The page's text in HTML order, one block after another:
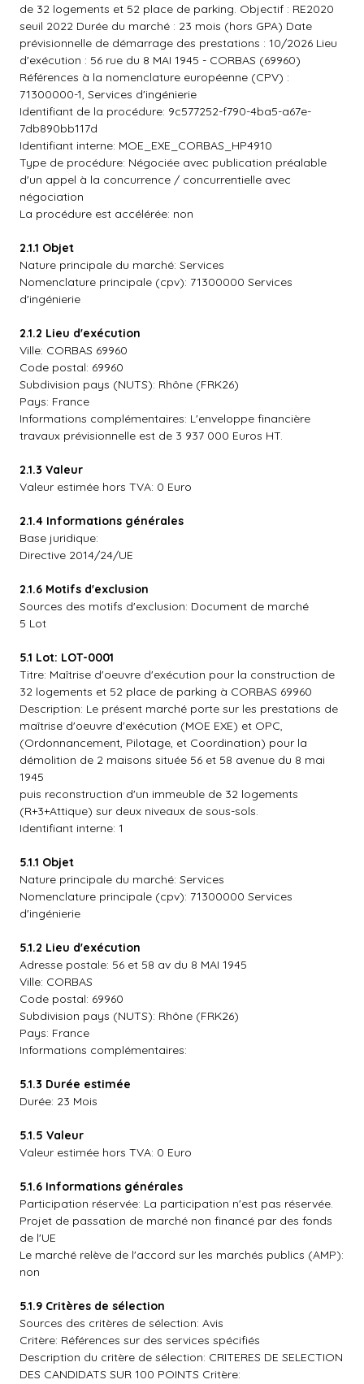
de 32 logements et 52 place de parking. Objectif : RE2020
seuil 2022 Durée du marché : 23 mois (hors GPA) Date
prévisionnelle de démarrage des prestations : 10/2026 Lieu
d'exécution : 56 rue du 8 MAI 1945 - CORBAS (69960)
Références à la nomenclature européenne (CPV) :
71300000-1, Services d'ingénierie
Identifiant de la procédure: 9c577252-f790-4ba5-a67e-
7db890bb117d
Identifiant interne: MOE_EXE_CORBAS_HP4910
Type de procédure: Négociée avec publication préalable
d'un appel à la concurrence / concurrentielle avec
négociation
La procédure est accélérée: non
2.1.1 Objet
Nature principale du marché: Services
Nomenclature principale (cpv): 71300000 Services
d'ingénierie
2.1.2 Lieu d'exécution
Ville: CORBAS 69960
Code postal: 69960
Subdivision pays (NUTS): Rhône (FRK26)
Pays: France
Informations complémentaires: L'enveloppe financière
travaux prévisionnelle est de 3 937 000 Euros HT.
2.1.3 Valeur
Valeur estimée hors TVA: 0 Euro
2.1.4 Informations générales
Base juridique:
Directive 2014/24/UE
2.1.6 Motifs d'exclusion
Sources des motifs d'exclusion: Document de marché
5 Lot
5.1 Lot: LOT-0001
Titre: Maîtrise d'oeuvre d'exécution pour la construction de
32 logements et 52 place de parking à CORBAS 69960
Description: Le présent marché porte sur les prestations de
maîtrise d'oeuvre d'exécution (MOE EXE) et OPC,
(Ordonnancement, Pilotage, et Coordination) pour la
démolition de 2 maisons située 56 et 58 avenue du 8 mai
1945
puis reconstruction d'un immeuble de 32 logements
(R+3+Attique) sur deux niveaux de sous-sols.
Identifiant interne: 1
5.1.1 Objet
Nature principale du marché: Services
Nomenclature principale (cpv): 71300000 Services
d'ingénierie
5.1.2 Lieu d'exécution
Adresse postale: 56 et 58 av du 8 MAI 1945
Ville: CORBAS
Code postal: 69960
Subdivision pays (NUTS): Rhône (FRK26)
Pays: France
Informations complémentaires:
5.1.3 Durée estimée
Durée: 23 Mois
5.1.5 Valeur
Valeur estimée hors TVA: 0 Euro
5.1.6 Informations générales
Participation réservée: La participation n'est pas réservée.
Projet de passation de marché non financé par des fonds
de l'UE
Le marché relève de l'accord sur les marchés publics (AMP):
non
5.1.9 Critères de sélection
Sources des critères de sélection: Avis
Critère: Références sur des services spécifiés
Description du critère de sélection: CRITERES DE SELECTION
DES CANDIDATS SUR 100 POINTS Critère: